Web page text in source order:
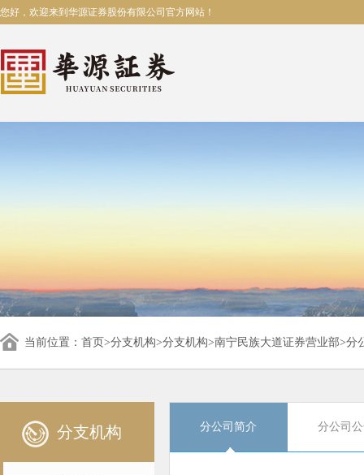
您好，欢迎来到华源证券股份有限公司官方网站！
当前位置： 首页>分支机构>分支机构>南宁民族大道证券营业部>分
分支机构 分公司简介 分公司